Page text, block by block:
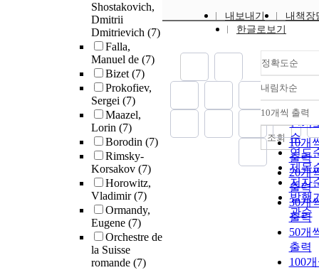
Shostakovich,
Dmitrii
Dmitrievich (7)
Falla,
Manuel de (7)
Bizet(7)
Prokofiev,
Sergei (7)
Maazel,
Lorin (7)
Borodin (7)
Rimsky-
Korsakov (7)
Horowitz,
Vladimir(7)
Ormandy,
Eugene (7)
Orchestre de
la Suisse
romande (7)
내보내기
내책장
한글로보기
정확도순
정확
순
인기
순
연도
제목
저자
발행
관순
내림차순
내림
10개씩 출력
10개
출력
20개
출력
30개
출력
50개
출력
100
조회